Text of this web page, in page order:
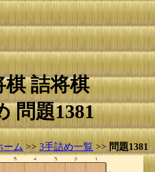
詰将棋
問題1381
ーム >> 3手詰め一覧 >> 問題1381